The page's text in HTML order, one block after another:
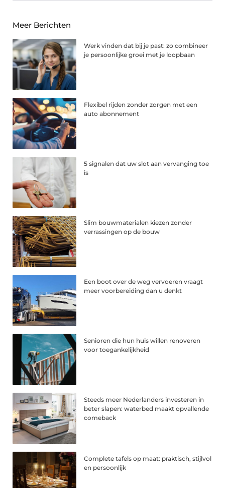
Meer Berichten
Werk vinden dat bij je past: zo combineer
je persoonlijke groei met je loopbaan
Flexibel rijden zonder zorgen met een
auto abonnement
5 signalen dat uw slot aan vervanging toe
is
Slim bouwmaterialen kiezen zonder
verrassingen op de bouw
Een boot over de weg vervoeren vraagt
meer voorbereiding dan u denkt
Senioren die hun huis willen renoveren
voor toegankelijkheid
Steeds meer Nederlanders investeren in
beter slapen: waterbed maakt opvallende
comeback
Complete tafels op maat: praktisch, stijlvol
en persoonlijk